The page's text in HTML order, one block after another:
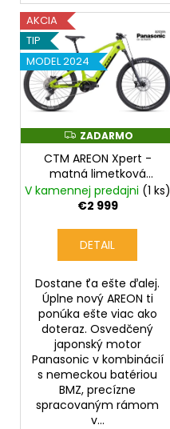
AKCIA
TIP
MODEL 2024
Z
A
D
R
M
O
ZADARMO
CTM AREON Xpert -
matná limetková
perleť
V kamennej predajni (1 ks)
€2 999
DETAIL
Dostane ťa ešte ďalej.
Úplne nový AREON ti
ponúka ešte viac ako
doteraz. Osvedčený
japonský motor
Panasonic v kombinácií
s nemeckou batériou
BMZ, precízne
spracovaným rámom
v...